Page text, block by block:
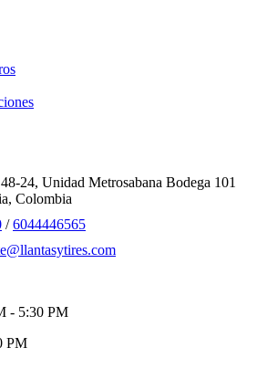
24, Unidad Metrosabana Bodega 101
, Colombia
/6044446565
- 5:30 PM
PM